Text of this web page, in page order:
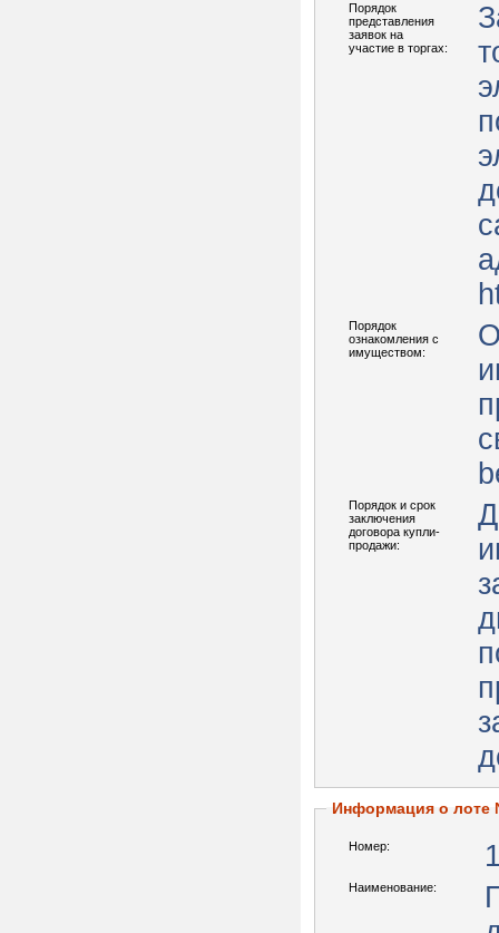
Порядок
представления
заявок на
участие в торгах:
Порядок
ознакомления с
имуществом:
Порядок и срок
заключения
договора купли-
продажи:
Информация о лоте
Номер:
Наименование: